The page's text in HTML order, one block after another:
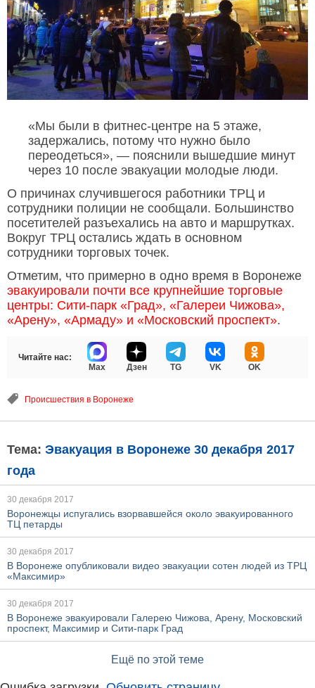
«Мы были в фитнес-центре на 5 этаже,
задержались, потому что нужно было
переодеться», — пояснили вышедшие минут
через 10 после эвакуации молодые люди.
О причинах случившегося работники ТРЦ и
сотрудники полиции не сообщали. Большинство
посетителей разъехались на авто и маршрутках.
Вокруг ТРЦ остались ждать в основном
сотрудники торговых точек.
Отметим, что примерно в одно время в Воронеже
эвакуировали почти все крупнейшие торговые
центры: Сити-парк «Град», «Галереи Чижова»,
«Арену», «Армаду» и «Московский проспект».
Читайте нас:
Max
Дзен TG VK OK
Происшествия в Воронеже
Тема: Эвакуация в Воронеже 30 декабря 2017
года
30 декабря 2017
Воронежцы испугались взорвавшейся около эвакуированного
ТЦ петарды
30 декабря 2017
В Воронеже опубликовали видео эвакуации сотен людей из ТРЦ
«Максимир»
30 декабря 2017
В Воронеже эвакуировали Галерею Чижова, Арену, Московский
проспект, Максимир и Сити-парк Град
Ещё по этой теме